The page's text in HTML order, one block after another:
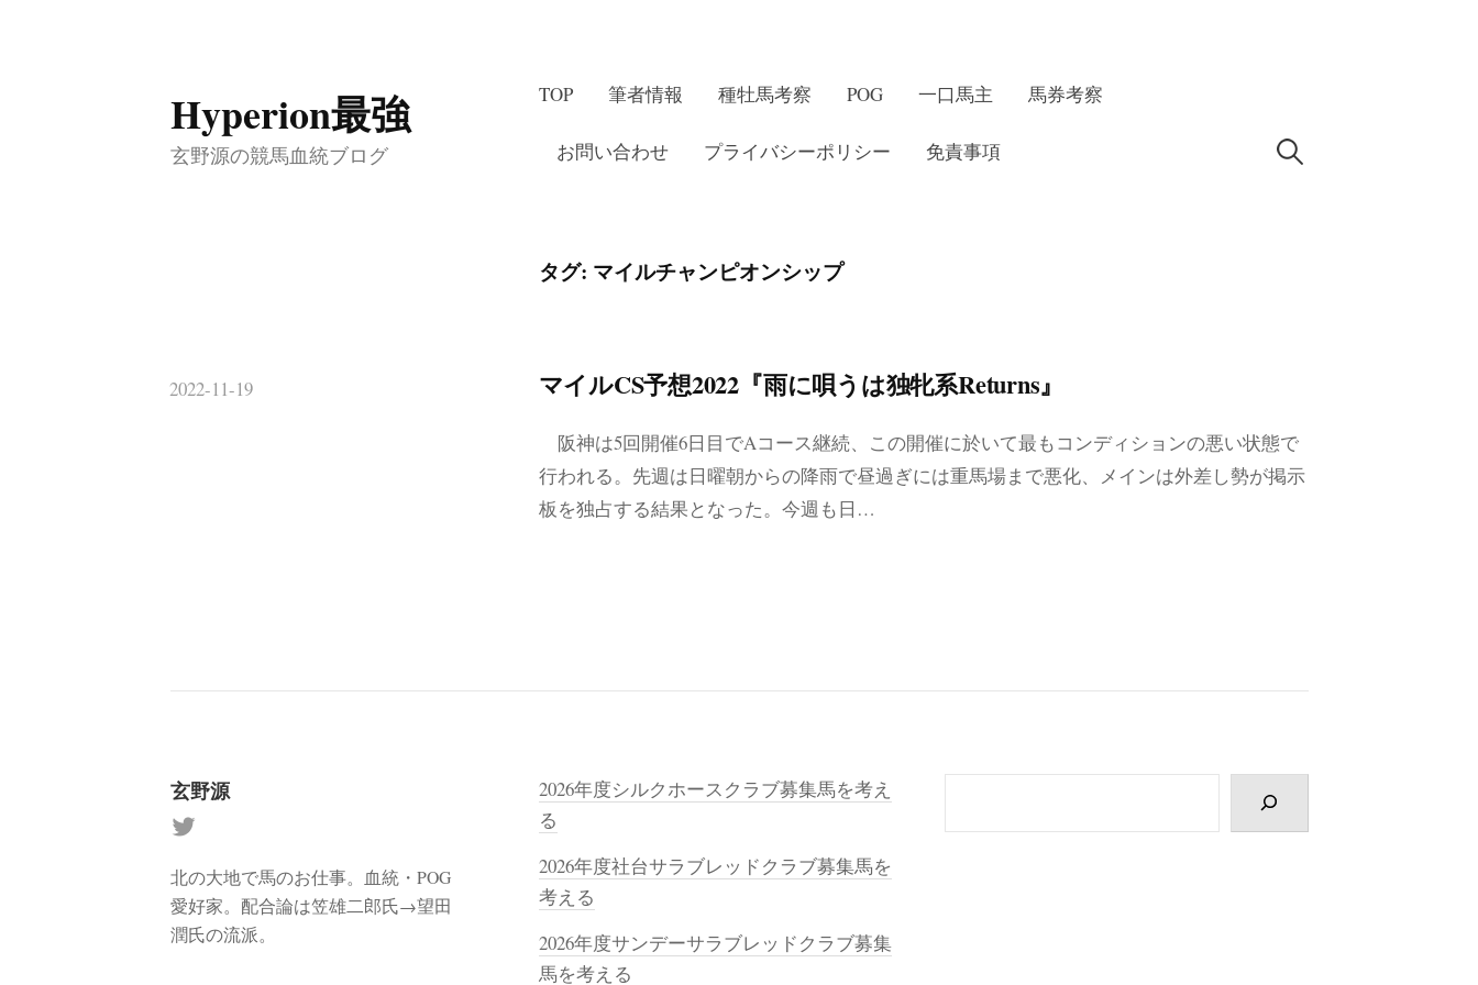
ン
テ
プ
Hyperion最強
玄野源の競馬血統ブログ
TOP 筆者情報 種牡馬考察 POG 一口馬主 馬券考察
お問い合わせ プライバシーポリシー 免責事項 検
タグ: マイルチャンピオンシップ
2022-11-19 マイルCS予想2022『雨に唄うは独牝系Returns』
阪神は5回開催6日目でAコース継続、この開催に於いて最もコンディションの悪い状態で
行われる。先週は日曜朝からの降雨で昼過ぎには重馬場まで悪化、メインは外差し勢が掲示
板を独占する結果となった。今週も日…
玄野源
北の大地で馬のお仕事。血統・POG
愛好家。配合論は笠雄二郎氏→望田
潤氏の流派。
2026年度シルクホースクラブ募集馬を考え
る
2026年度社台サラブレッドクラブ募集馬を
考える
2026年度サンデーサラブレッドクラブ募集
馬を考える